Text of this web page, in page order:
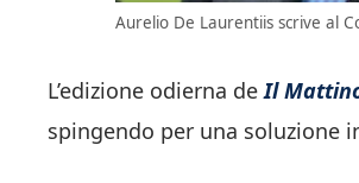
Aurelio De Laurentiis scrive al
L’edizione odierna deIl
spingendo per una soluzione